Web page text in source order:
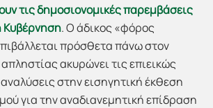
τις δημοσιονομικές παρεμβάσεις
Κυβέρνηση. Ο άδικος «φόρος
πρόσθετα πάνω στον
ακυρώνει τις επιεικώς
στην εισηγητική έκθεση
για την αναδιανεμητική επίδραση